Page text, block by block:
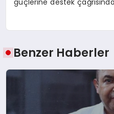
güçlerine destek
Benzer Haberler